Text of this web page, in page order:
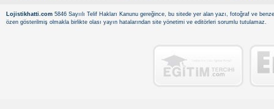
Lojistikhatti.com 5846 Sayıılı Telif Hakları Kanunu gereğince, bu sitede yer alan yazı, fotoğraf ve
özen gösterilmiş olmakla birlikte olası yayın hatalarından site yönetimi ve editörleri sorumlu tutulamaz.